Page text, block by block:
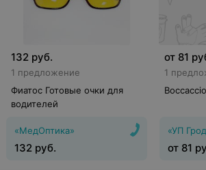
132 руб.
1 предложение
Фиатос Готовые очки для
водителей
«МедОптика»
132 руб.
от 81
1
«УП
от 81